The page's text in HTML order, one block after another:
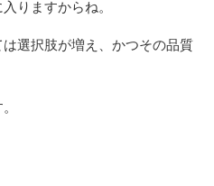
りますからね。
選択肢が増え、かつその品質